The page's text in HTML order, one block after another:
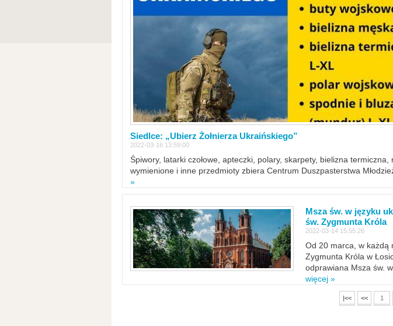
Siedlce: „Ubierz Żołnierza Ukraińskiego”
2022-03-16 13:59:00
Śpiwory, latarki czołowe, apteczki, polary, skarpety, bielizna
wymienione i inne przedmioty zbiera Centrum Duszpasterstwa
»
Msza św. w języku
św. Zygmunta Króla
2022-03-14 15:55:26
Od 20 marca, w każdą
Zygmunta Króla w
odprawiana Msza św.
więcej »
|<< << 1